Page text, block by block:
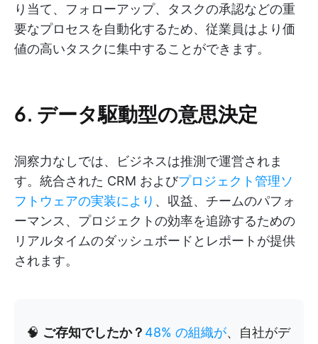
り当て、フォローアップ、タスクの承認などの重
要なプロセスを自動化するため、従業員はより価
値の高いタスクに集中することができます。
6. データ駆動型の意思決定
洞察力なしでは、ビジネスは推測で運営されま
す。統合された CRM およびプロジェクト管理ソ
フトウェアの実装により 、収益、チームのパフォ
ーマンス、プロジェクトの効率を追跡するための
リアルタイムのダッシュボードとレポートが提供
されます。
🧠 ご存知でしたか？ 48% の組織が、自社がデ